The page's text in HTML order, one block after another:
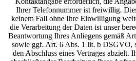
Ihrer Telefonnummer ist freiwillig.
keinem Fall ohne Ihre Einwilligung
die Verarbeitung der Daten ist unser
Beantwortung Ihres Anliegens gemäß
sowie ggf. Art. 6 Abs. 1 lit. b DSGVO,
den Abschluss eines Vertrages abzielt.